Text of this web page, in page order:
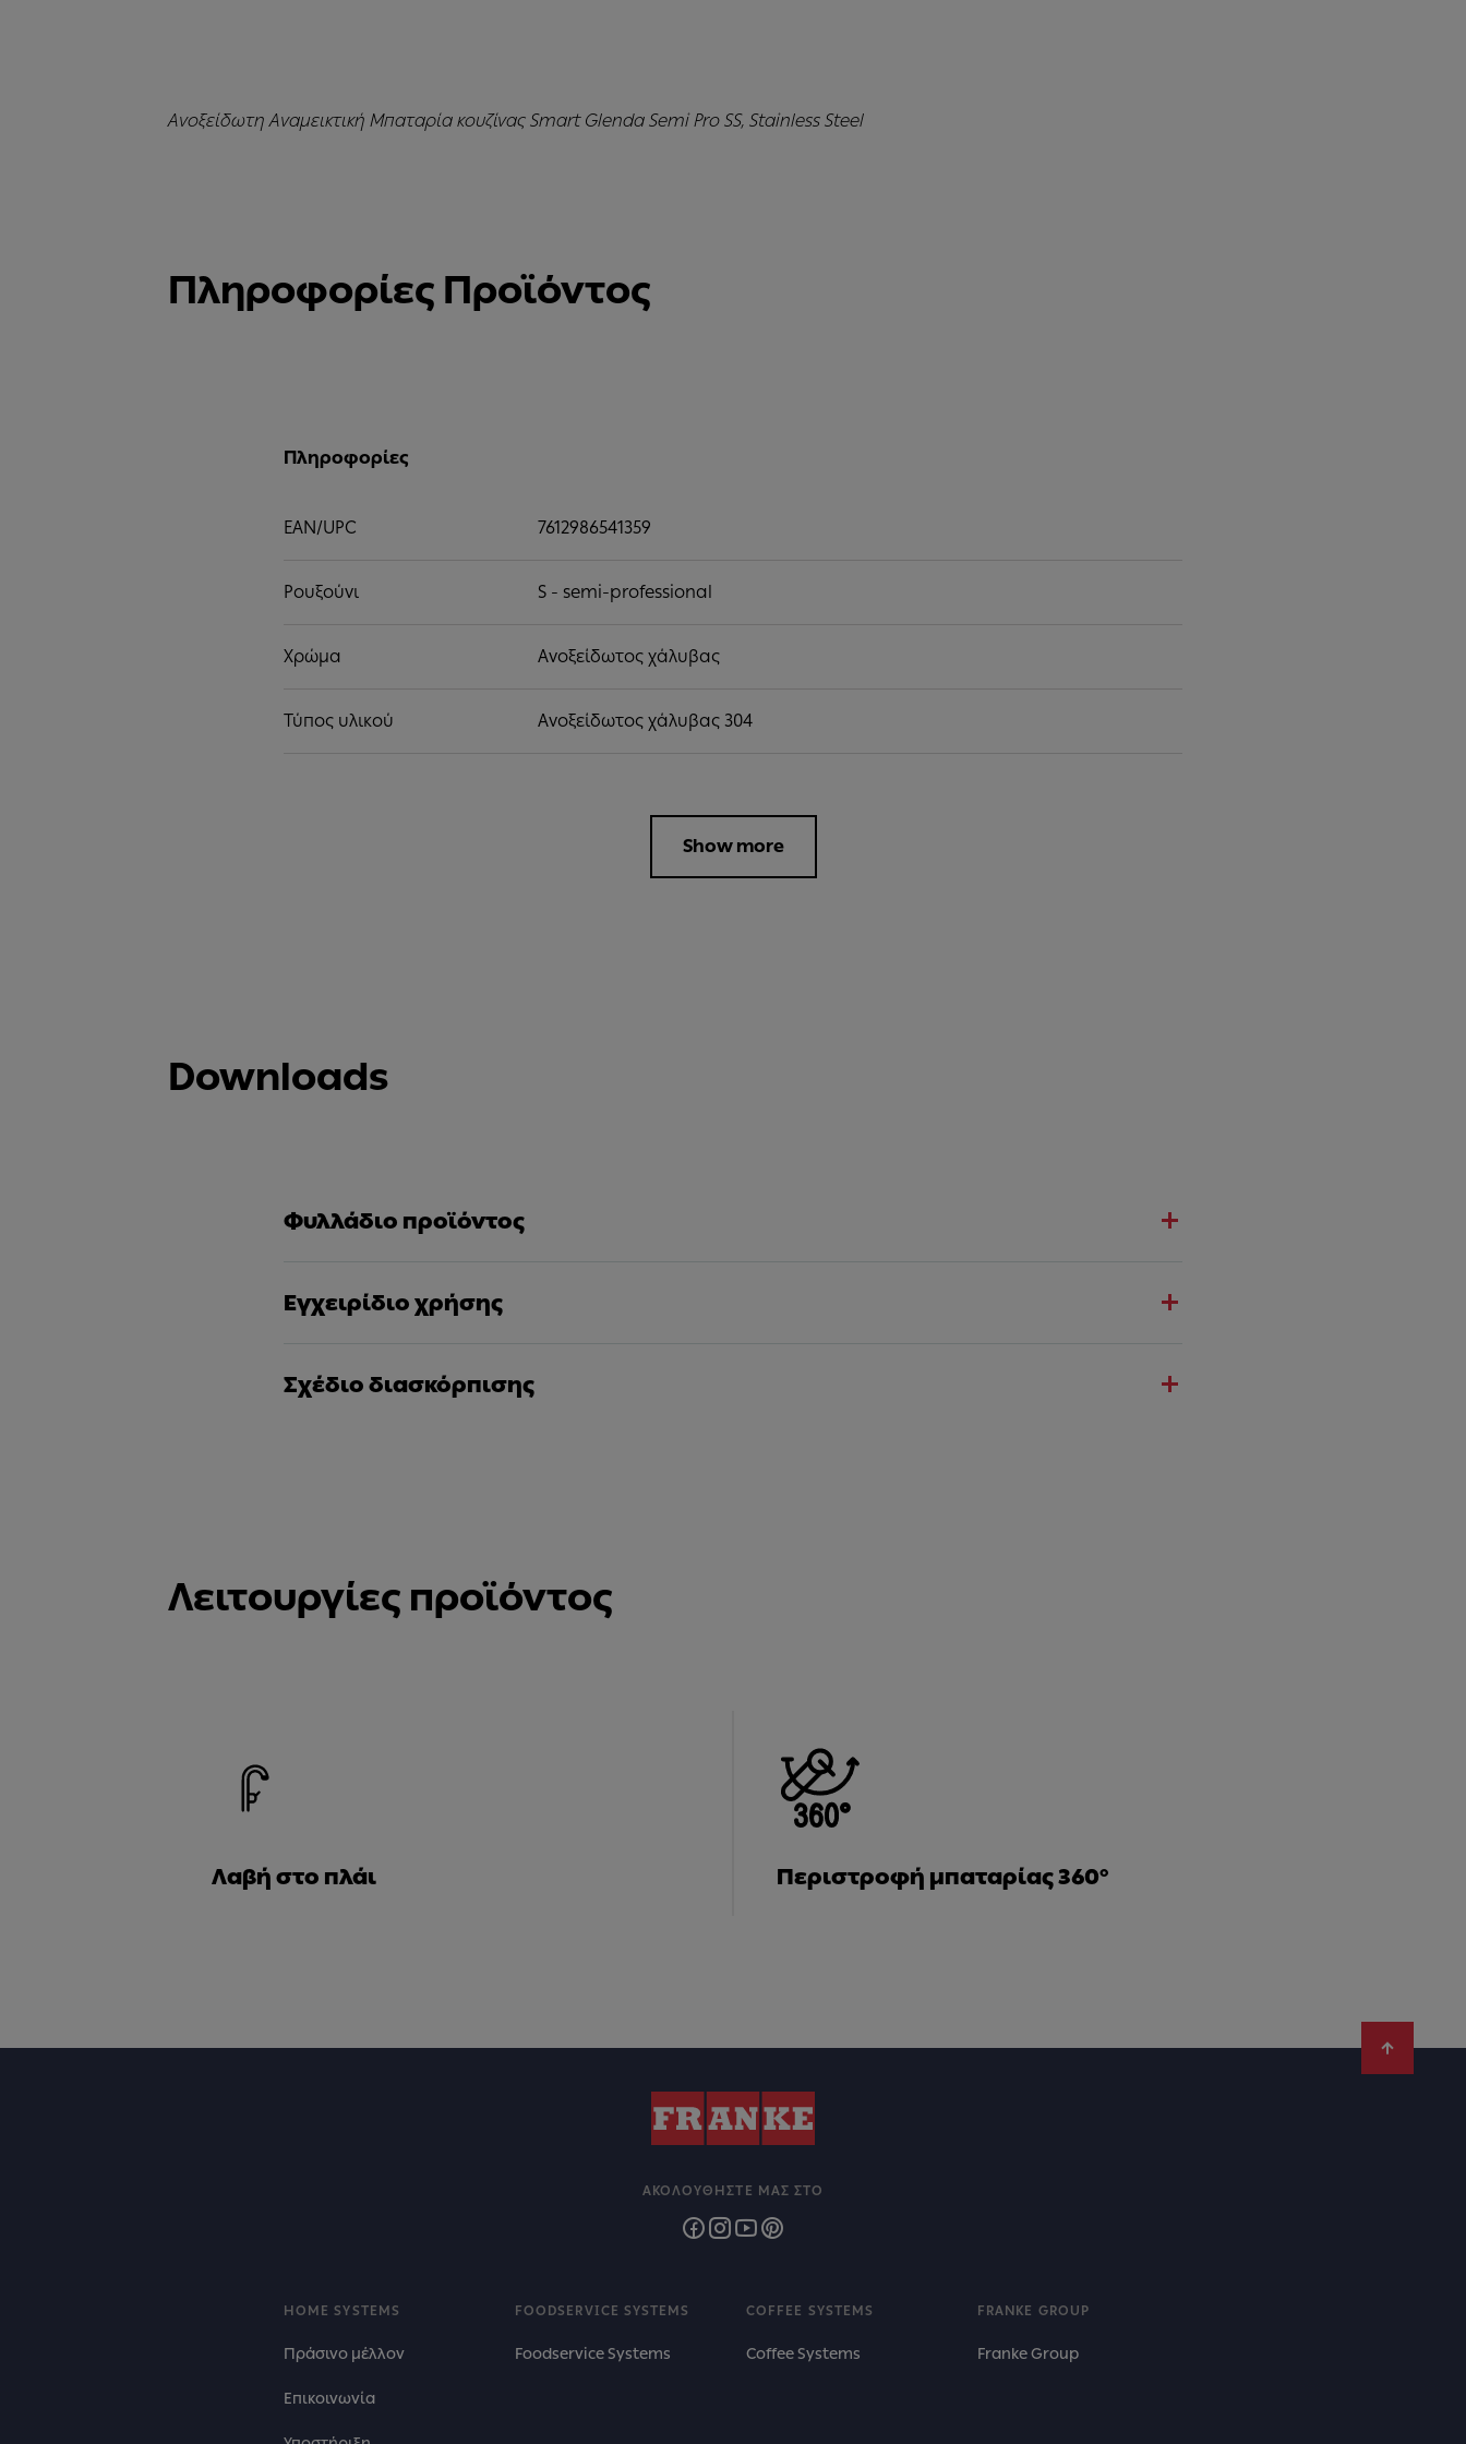
Ανοξείδωτη Αναμεικτική Μπαταρία κουζίνας Smart Glenda Semi Pro SS, Stainless Steel
Πληροφορίες Προϊόντος
Πληροφορίες
EAN/UPC 7612986541359
Ρουξούνι S - semi-professional
Χρώμα Ανοξείδωτος χάλυβας
Τύπος υλικού Ανοξείδωτος χάλυβας 304
Show more
Downloads
Φυλλάδιο προϊόντος
Εγχειρίδιο χρήσης
Σχέδιο διασκόρπισης
Λειτουργίες προϊόντος
Λαβή στο πλάι Περιστροφή μπαταρίας 360°
HOME SYSTEMS
Πράσινο μέλλον
Επικοινωνία
FOODSERVICE SYSTEMS
Foodservice Systems
COFFEE SYSTEMS
Coffee Systems
FRANKE GROUP
Franke Group
ΑΚΟΛΟΥΘΉΣΤΕ ΜΑΣ ΣΤΟ